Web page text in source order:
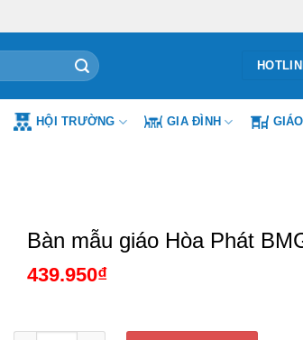
HỘI TRƯỜNG GIA ĐÌNH
Bàn mẫu giáo Hòa Phát
439.950₫